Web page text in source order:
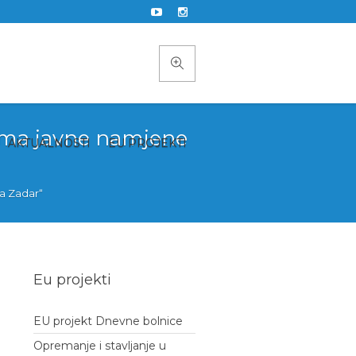
AKTUALNOSTI EU PROJEKTI
javne namjene
Zadar“
Eu projekti
EU projekt Dnevne bolnice
Opremanje i stavljanje u